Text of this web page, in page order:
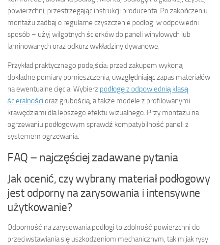
powierzchni, przestrzegając instrukcji producenta. Po zakończeniu
montażu zadbaj o regularne czyszczenie podłogi w odpowiedni
sposób – użyj wilgotnych ścierków do paneli winylowych lub
laminowanych oraz odkurz wykładziny dywanowe.
Przykład praktycznego podejścia: przed zakupem wykonaj
dokładne pomiary pomieszczenia, uwzględniając zapas materiałów
na ewentualne cięcia. Wybierz podłogę z odpowiednią klasą
ścieralności oraz grubością, a także modele z profilowanymi
krawędziami dla lepszego efektu wizualnego. Przy montażu na
ogrzewaniu podłogowym sprawdź kompatybilność paneli z
systemem ogrzewania.
FAQ – najczęściej zadawane pytania
Jak ocenić, czy wybrany materiał podłogowy
jest odporny na zarysowania i intensywne
użytkowanie?
Odporność na zarysowania podłogi to zdolność powierzchni do
przeciwstawiania się uszkodzeniom mechanicznym, takim jak rysy